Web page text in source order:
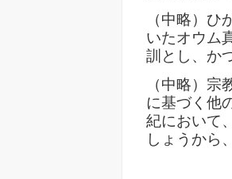
（中略）
いたオウム
訓とし、か
（中略）
に基づく他
紀において
しょうから